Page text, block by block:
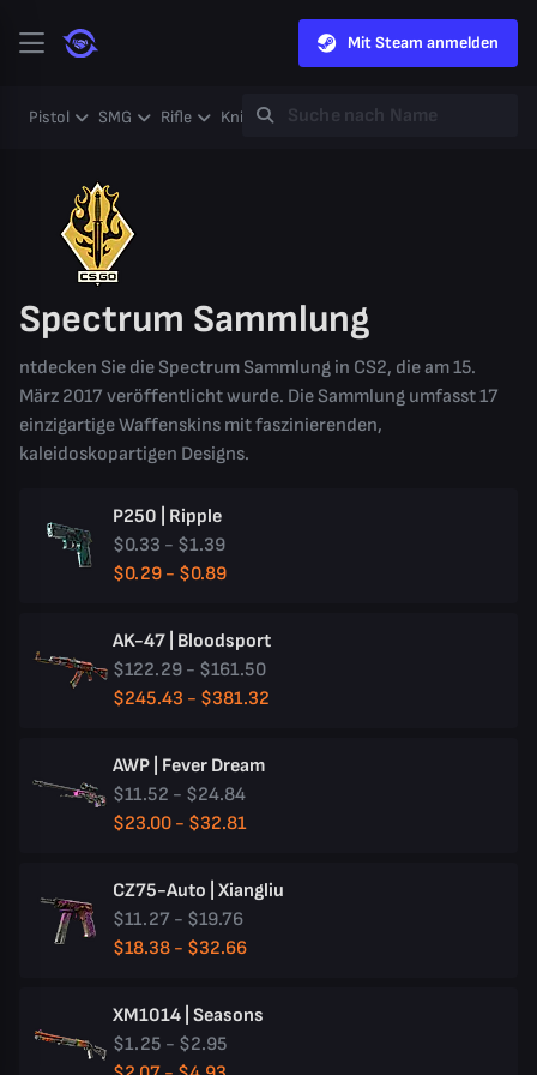
Mit Steam anmelden
Pistol SMG Rifle Knife Gloves Heavy
Spectrum Sammlung
ntdecken Sie die Spectrum Sammlung in CS2, die am 15.
März 2017 veröffentlicht wurde. Die Sammlung umfasst 17
einzigartige Waffenskins mit faszinierenden,
kaleidoskopartigen Designs.
P250 | Ripple
$0.33 - $1.39
$0.29 - $0.89
AK-47 | Bloodsport
$122.29 - $161.50
$245.43 - $381.32
AWP | Fever Dream
$11.52 - $24.84
$23.00 - $32.81
CZ75-Auto | Xiangliu
$11.27 - $19.76
$18.38 - $32.66
XM1014 | Seasons
$1.25 - $2.95